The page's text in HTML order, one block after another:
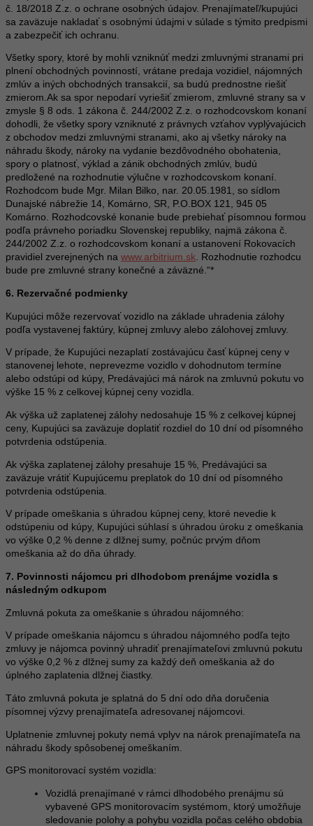
č. 18/2018 Z.z. o ochrane osobných údajov. Prenajímateľ/kupujúci
sa zaväzuje nakladať s osobnými údajmi v súlade s týmito predpismi
a zabezpečiť ich ochranu.
Všetky spory, ktoré by mohli vzniknúť medzi zmluvnými stranami pri
plnení obchodných povinností, vrátane predaja vozidiel, nájomných
zmlúv a iných obchodných transakcií, sa budú prednostne riešiť
zmierom.Ak sa spor nepodarí vyriešiť zmierom, zmluvné strany sa v
zmysle § 8 ods. 1 zákona č. 244/2002 Z.z. o rozhodcovskom konaní
dohodli, že všetky spory vzniknuté z právnych vzťahov vyplývajúcich
z obchodov medzi zmluvnými stranami, ako aj všetky nároky na
náhradu škody, nároky na vydanie bezdôvodného obohatenia,
spory o platnosť, výklad a zánik obchodných zmlúv, budú
predložené na rozhodnutie výlučne v rozhodcovskom konaní.
Rozhodcom bude Mgr. Milan Bilko, nar. 20.05.1981, so sídlom
Dunajské nábrežie 14, Komárno, SR, P.O.BOX 121, 945 05
Komárno. Rozhodcovské konanie bude prebiehať písomnou formou
podľa právneho poriadku Slovenskej republiky, najmä zákona č.
244/2002 Z.z. o rozhodcovskom konaní a ustanovení Rokovacích
pravidiel zverejnených na www.arbitrium.sk. Rozhodnutie rozhodcu
bude pre zmluvné strany konečné a záväzné.“*
6. Rezervačné podmienky
Kupujúci môže rezervovať vozidlo na základe uhradenia zálohy
podľa vystavenej faktúry, kúpnej zmluvy alebo zálohovej zmluvy.
V prípade, že Kupujúci nezaplatí zostávajúcu časť kúpnej ceny v
stanovenej lehote, neprevezme vozidlo v dohodnutom termíne
alebo odstúpi od kúpy, Predávajúci má nárok na zmluvnú pokutu vo
výške 15 % z celkovej kúpnej ceny vozidla.
Ak výška už zaplatenej zálohy nedosahuje 15 % z celkovej kúpnej
ceny, Kupujúci sa zaväzuje doplatiť rozdiel do 10 dní od písomného
potvrdenia odstúpenia.
Ak výška zaplatenej zálohy presahuje 15 %, Predávajúci sa
zaväzuje vrátiť Kupujúcemu preplatok do 10 dní od písomného
potvrdenia odstúpenia.
V prípade omeškania s úhradou kúpnej ceny, ktoré nevedie k
odstúpeniu od kúpy, Kupujúci súhlasí s úhradou úroku z omeškania
vo výške 0,2 % denne z dlžnej sumy, počnúc prvým dňom
omeškania až do dňa úhrady.
7. Povinnosti nájomcu pri dlhodobom prenájme vozidla s
následným odkupom
Zmluvná pokuta za omeškanie s úhradou nájomného:
V prípade omeškania nájomcu s úhradou nájomného podľa tejto
zmluvy je nájomca povinný uhradiť prenajímateľovi zmluvnú pokutu
vo výške 0,2 % z dlžnej sumy za každý deň omeškania až do
úplného zaplatenia dlžnej čiastky.
Táto zmluvná pokuta je splatná do 5 dní odo dňa doručenia
písomnej výzvy prenajímateľa adresovanej nájomcovi.
Uplatnenie zmluvnej pokuty nemá vplyv na nárok prenajímateľa na
náhradu škody spôsobenej omeškaním.
GPS monitorovací systém vozidla:
Vozidlá prenajímané v rámci dlhodobého prenájmu sú
vybavené GPS monitorovacím systémom, ktorý umožňuje
sledovanie polohy a pohybu vozidla počas celého obdobia